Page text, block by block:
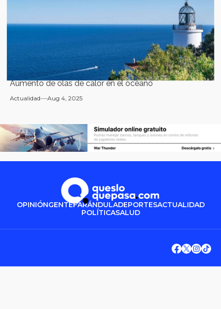
Aumento de olas de calor en el océano
Actualidad Aug 4, 2025
OPINIÓNGENTEFARÁNDULADEPORTESACTUALIDAD
POLÍTICASALUD